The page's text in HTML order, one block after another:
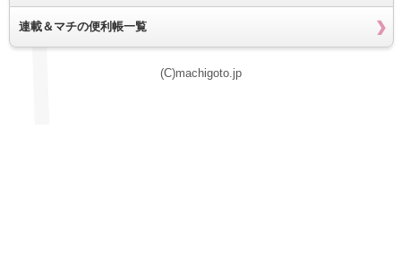
連載＆マチの便利帳一覧
(C)machigoto.jp